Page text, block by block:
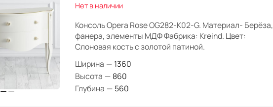
Нет в наличии
Консоль Opera Rose OG282-K02-G. Материал- Берёза,
фанера, элементы МДФ Фабрика: Kreind. Цвет:
Слоновая кость с золотой патиной.
Ширина — 1360
Высота — 860
Глубина — 560